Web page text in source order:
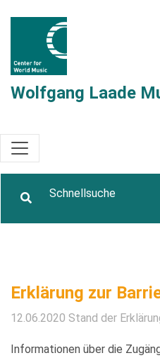
Wolfgang Laade
Erklärung zur
12.06.2020 Stand der
Informationen über die